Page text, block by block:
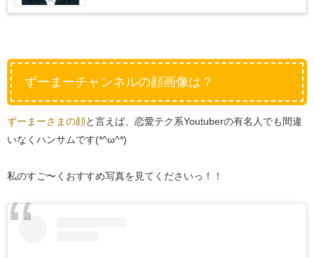
ずーまーチャンネルの顔画像は？
ずーまーさまの顔と言えば、恋愛テク系Youtuberの有名人でも間違
いなくハンサムです(*^ω^*)
私のすご〜くおすすめ写真を見てくださいっ！！